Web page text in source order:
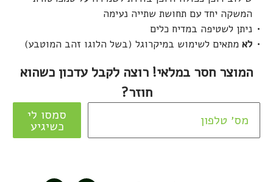
המשקה יחד עם תחושת שתייה נעימה
ניתן לשטיפה במדיח כלים
לאמתאים לשימוש במיקרוגל (בשל הלוגו זהב המוטבע)
המוצר חסר במלאי! רוצה לקבל עדכון כשהוא
חוזר?
סמסו לי
כשיגיע